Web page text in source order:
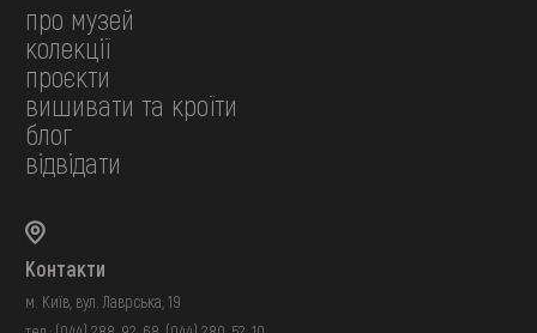
про музей
колекції
проєкти
вишивати та кроїти
блог
відвідати
Контакти
м. Київ, вул. Лаврська, 19